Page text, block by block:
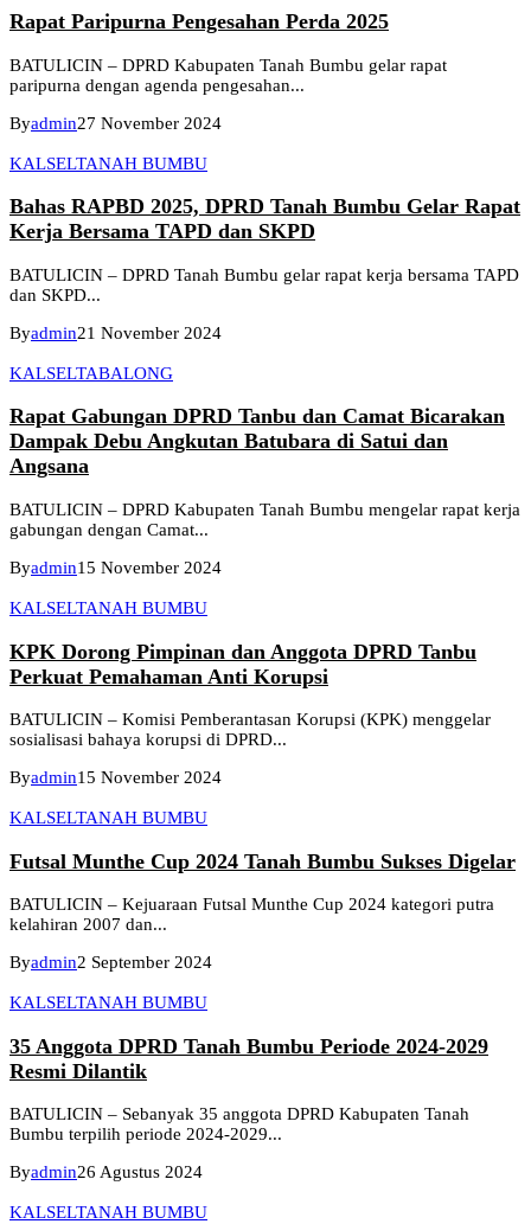
Rapat Paripurna Pengesahan Perda 2025
BATULICIN – DPRD Kabupaten Tanah Bumbu gelar rapat
paripurna dengan agenda pengesahan...
Byadmin27 November 2024
KALSELTANAH BUMBU
Bahas RAPBD 2025, DPRD Tanah Bumbu Gelar Rapat
Kerja Bersama TAPD dan SKPD
BATULICIN – DPRD Tanah Bumbu gelar rapat kerja bersama TAPD
dan SKPD...
Byadmin21 November 2024
KALSELTABALONG
Rapat Gabungan DPRD Tanbu dan Camat Bicarakan
Dampak Debu Angkutan Batubara di Satui dan
Angsana
BATULICIN – DPRD Kabupaten Tanah Bumbu mengelar rapat kerja
gabungan dengan Camat...
Byadmin15 November 2024
KALSELTANAH BUMBU
KPK Dorong Pimpinan dan Anggota DPRD Tanbu
Perkuat Pemahaman Anti Korupsi
BATULICIN – Komisi Pemberantasan Korupsi (KPK) menggelar
sosialisasi bahaya korupsi di DPRD...
Byadmin15 November 2024
KALSELTANAH BUMBU
Futsal Munthe Cup 2024 Tanah Bumbu Sukses Digelar
BATULICIN – Kejuaraan Futsal Munthe Cup 2024 kategori putra
kelahiran 2007 dan...
Byadmin2 September 2024
KALSELTANAH BUMBU
35 Anggota DPRD Tanah Bumbu Periode 2024-2029
Resmi Dilantik
BATULICIN – Sebanyak 35 anggota DPRD Kabupaten Tanah
Bumbu terpilih periode 2024-2029...
Byadmin26 Agustus 2024
KALSELTANAH BUMBU